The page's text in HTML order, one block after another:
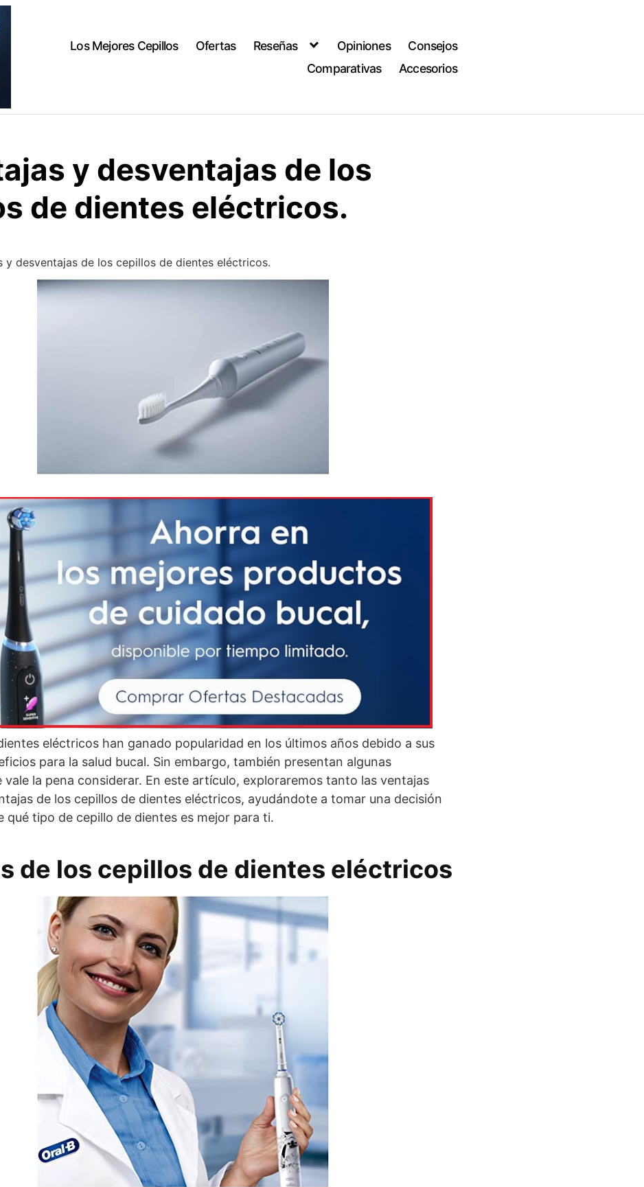
Los Mejores Cepillos Ofertas Reseñas Opiniones
Consejos
Comparativas
Accesorios
y desventajas de los
de dientes eléctricos.
y desventajas de los cepillos de dientes eléctricos.
eléctricos han ganado popularidad en los últimos años debido a sus
para la salud bucal. Sin embargo, también presentan algunas
vale la pena considerar. En este artículo, exploraremos tanto las ventajas
de los cepillos de dientes eléctricos, ayudándote a tomar una decisión
qué tipo de cepillo de dientes es mejor para ti.
de los cepillos de dientes eléctricos